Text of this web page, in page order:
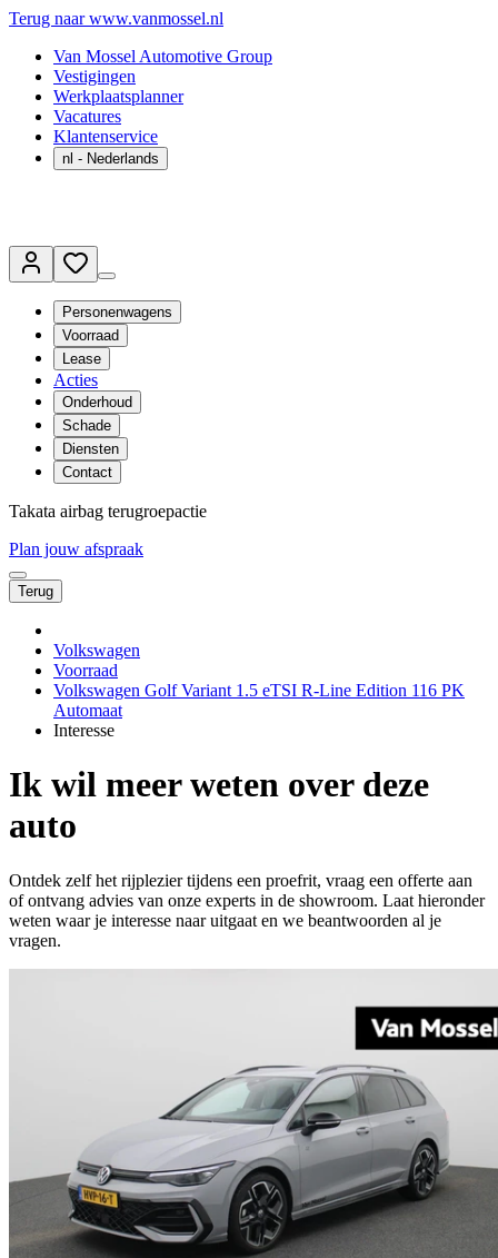
Terug naar www.vanmossel.nl
Van Mossel Automotive Group
Vestigingen
Werkplaatsplanner
Vacatures
Klantenservice
nl - Nederlands
Personenwagens
Voorraad
Lease
Acties
Onderhoud
Schade
Diensten
Contact
Takata airbag terugroepactie
Plan jouw afspraak
Terug
Volkswagen
Voorraad
Volkswagen Golf Variant 1.5 eTSI R-Line Edition 116 PK
Automaat
Interesse
Ik wil meer weten over deze
auto
Ontdek zelf het rijplezier tijdens een proefrit, vraag een offerte aan
of ontvang advies van onze experts in de showroom. Laat hieronder
weten waar je interesse naar uitgaat en we beantwoorden al je
vragen.